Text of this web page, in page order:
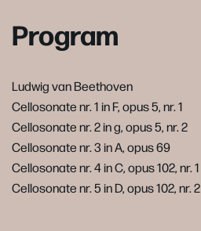
Program
Ludwig van Beethoven
Cellosonate nr. 1 in F, opus 5, nr. 1
Cellosonate nr. 2 in g, opus 5, nr. 2
Cellosonate nr. 3 in A, opus 69
Cellosonate nr. 4 in C, opus 102, nr. 1
Cellosonate nr. 5 in D, opus 102, nr. 2